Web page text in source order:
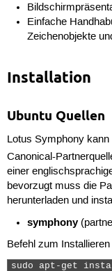
Einfache
Zeichenobjekte
Installation
Ubuntu Quellen
Lotus Symphony
Canonical-
einer
bevorzugt muss die
herunterladen und
symphony
Befehl zum
sudo apt-get